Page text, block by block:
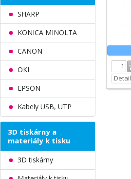
Detail
SHARP
KONICA MINOLTA
CANON
OKI
EPSON
Kabely USB, UTP
3D tiskárny a
materiály k tisku
3D tiskárny